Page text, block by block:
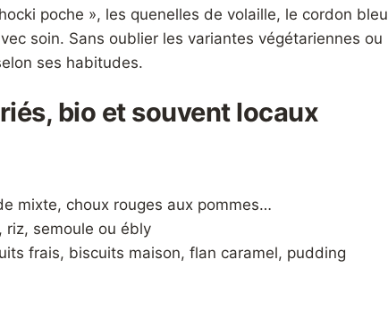
poche », les quenelles de volaille, le cordon bleu
soin. Sans oublier les variantes végétariennes ou
ses habitudes.
bio et souvent locaux
mixte, choux rouges aux pommes…
semoule ou ébly
frais, biscuits maison, flan caramel, pudding